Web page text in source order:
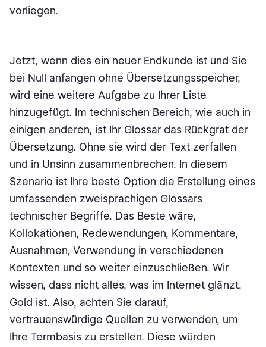
vorliegen.
Jetzt, wenn dies ein neuer Endkunde ist und Sie
bei Null anfangen ohne Übersetzungsspeicher,
wird eine weitere Aufgabe zu Ihrer Liste
hinzugefügt. Im technischen Bereich, wie auch in
einigen anderen, ist Ihr Glossar das Rückgrat der
Übersetzung. Ohne sie wird der Text zerfallen
und in Unsinn zusammenbrechen. In diesem
Szenario ist Ihre beste Option die Erstellung eines
umfassenden zweisprachigen Glossars
technischer Begriffe. Das Beste wäre,
Kollokationen, Redewendungen, Kommentare,
Ausnahmen, Verwendung in verschiedenen
Kontexten und so weiter einzuschließen. Wir
wissen, dass nicht alles, was im Internet glänzt,
Gold ist. Also, achten Sie darauf,
vertrauenswürdige Quellen zu verwenden, um
Ihre Termbasis zu erstellen. Diese würden